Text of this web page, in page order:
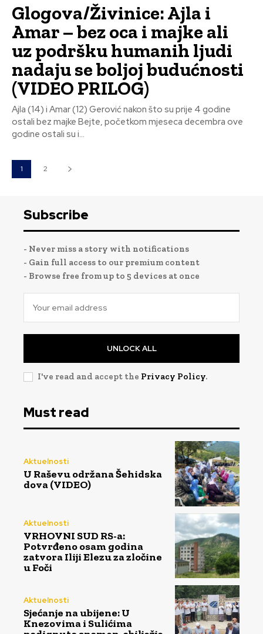
Glogova/Živinice: Ajla i
Amar – bez oca i majke ali
uz podršku humanih ljudi
nadaju se boljoj budućnosti
(VIDEO PRILOG)
Ajla (14) i Amar (12) Gerović nakon što su prije 4 godine
ostali bez majke Bejte, početkom mjeseca decembra ove
godine ostali su i...
1 2
Subscribe
- Never miss a story with notifications
- Gain full access to our premium content
- Browse free from up to 5 devices at once
UNLOCK ALL
I've read and accept the Privacy Policy.
Must read
Aktuelnosti
U Raševu održana Šehidska
dova (VIDEO)
Aktuelnosti
VRHOVNI SUD RS-a:
Potvrđeno osam godina
zatvora Iliji Elezu za zločine
u Foči
Aktuelnosti
Sjećanje na ubijene: U
Knezovima i Sulićima